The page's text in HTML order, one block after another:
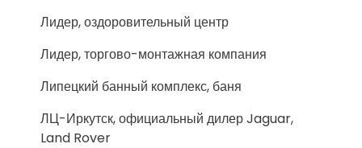
Лидер, оздоровительный центр
Лидер, торгово-монтажная компания
Липецкий банный комплекс, баня
ЛЦ-Иркутск, официальный дилер Jaguar,
Land Rover